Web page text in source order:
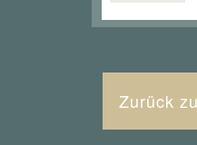
Zurück